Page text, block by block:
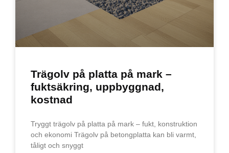
Trägolv på platta på mark –
fuktsäkring, uppbyggnad,
kostnad
Tryggt trägolv på platta på mark – fukt, konstruktion
och ekonomi Trägolv på betongplatta kan bli varmt,
tåligt och snyggt